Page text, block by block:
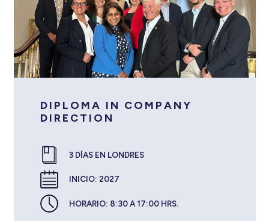
DIPLOMA IN COMPANY
DIRECTION
3 DÍAS EN LONDRES
INICIO: 2027
HORARIO: 8:30 A 17:00 HRS.